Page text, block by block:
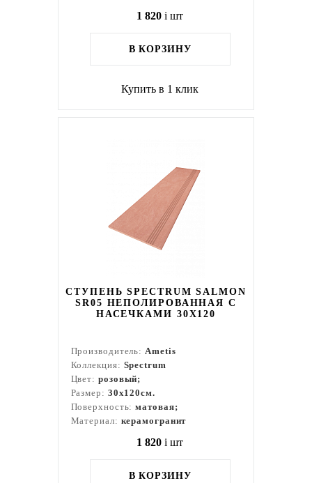
1 820 i шт
В КОРЗИНУ
Купить в 1 клик
СТУПЕНЬ SPECTRUM SALMON
SR05 НЕПОЛИРОВАННАЯ С
НАСЕЧКАМИ 30X120
Производитель:Ametis
Коллекция: Spectrum
Цвет: розовый;
Размер: 30x120см.
Поверхность:матовая;
Материал: керамогранит
1 820 i шт
В КОРЗИНУ